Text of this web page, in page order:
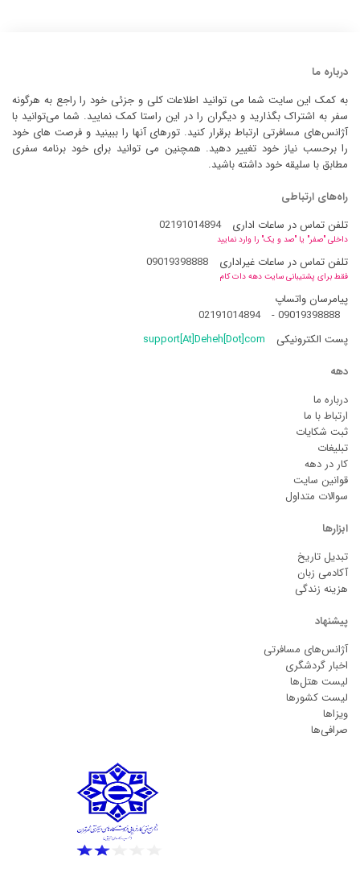
درباره ما
به کمک این سایت شما می توانید اطلاعات کلی و جزئی خود را راجع به هرگونه
سفر به اشتراک بگذارید و دیگران را در این راستا کمک نمایید. شما می‌توانید با
آژانس‌های مسافرتی ارتباط برقرار کنید. تورهای آنها را ببینید و فرصت های خود
را برحسب نیاز خود تغییر دهید. همچنین می توانید برای خود برنامه سفری
مطابق با سلیقه خود داشته باشید.
راه‌های ارتباطی
تلفن تماس در ساعات اداری
02191014894
داخلی "صفر" یا "صد و یک" را وارد نمایید
تلفن تماس در ساعات غیراداری 09019398888
فقط برای پشتیبانی سایت دهه دات کام
پیامرسان واتساپ
09019398888
-
02191014894
پست الکترونیکی
support[At]Deheh[Dot]com
دهه
درباره ما
ارتباط با ما
ثبت شکایات
تبلیغات
کار در دهه
قوانین سایت
سوالات متداول
ابزارها
تبدیل تاریخ
آکادمی زبان
هزینه زندگی
پیشنهاد
آژانس‌های مسافرتی
اخبار گردشگری
لیست هتل‌ها
لیست کشورها
ویزاها
صرافی‌ها